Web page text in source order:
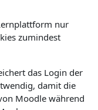
nur
zumindest
das Login der
damit die
Moodle während